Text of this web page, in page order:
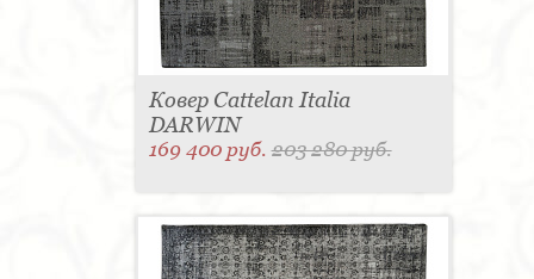
Ковер Cattelan Italia
DARWIN
169 400 руб.203 280 руб.